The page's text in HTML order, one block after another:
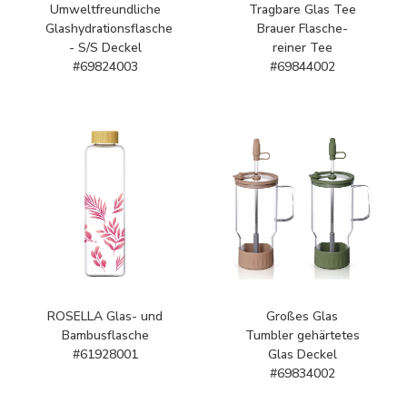
Umweltfreundliche
Glashydrationsflasche
- S/S Deckel
#69824003
Tragbare Glas Tee
Brauer Flasche-
reiner Tee
#69844002
ROSELLA Glas- und
Bambusflasche
#61928001
Großes Glas
Tumbler gehärtetes
Glas Deckel
#69834002